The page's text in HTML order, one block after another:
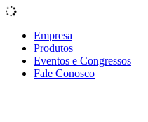
Empresa
Produtos
Eventos e Congressos
Fale Conosco